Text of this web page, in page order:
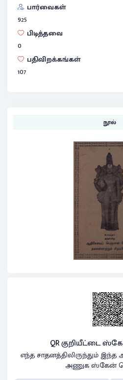
பார்வைகள்
925
பிடித்தவை
0
பதிவிறக்கங்கள்
107
நூல்
QR குறியீட்டை
எந்த சாதனத்திலிருந்தும்
அணுக ஸ்கேன்